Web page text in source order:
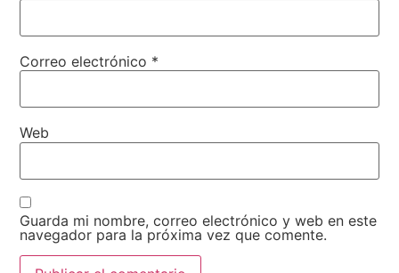
Correo electrónico *
Web
Guarda mi nombre, correo electrónico y web en este
navegador para la próxima vez que comente.